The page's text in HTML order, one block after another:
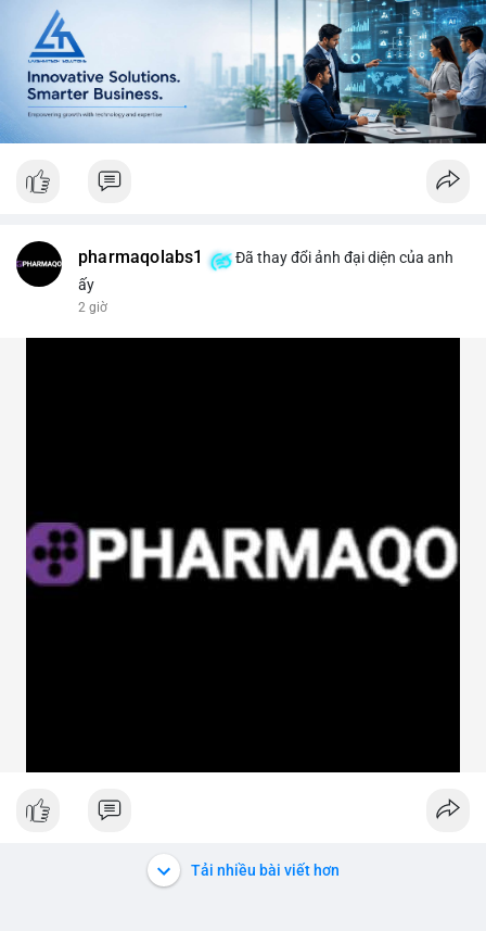
📰 Nguồn: CoinDesk
pharmaqolabs1
Đã thay đổi ảnh đại diện của anh
ấy
2 giờ
Tải nhiều bài viết hơn